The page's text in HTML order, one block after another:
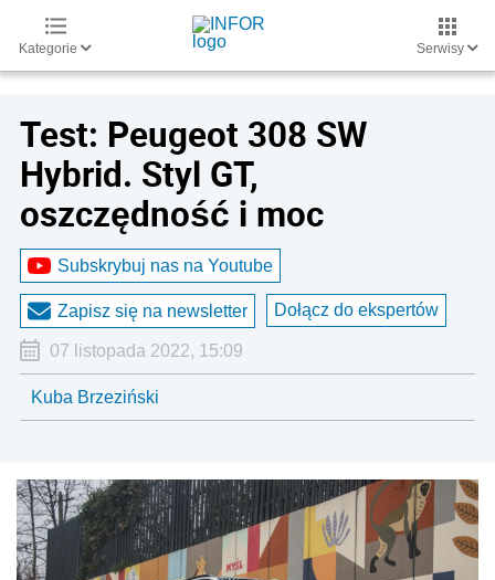
Kategorie Serwisy
Test: Peugeot 308 SW
Hybrid. Styl GT,
oszczędność i moc
Subskrybuj nas na Youtube
Zapisz się na newsletter Dołącz do ekspertów
07 listopada 2022, 15:09
Kuba Brzeziński